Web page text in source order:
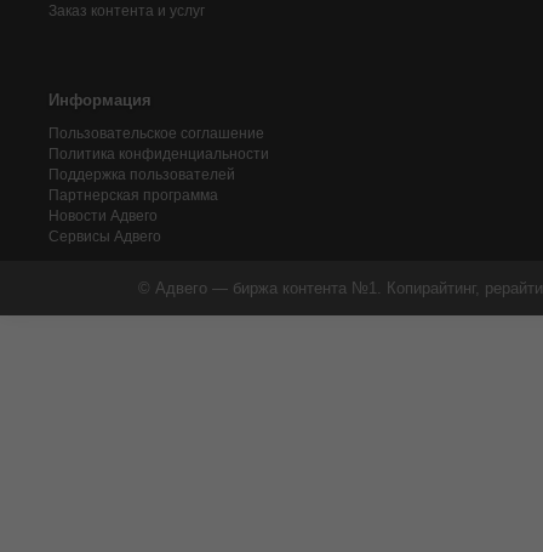
Заказ контента и услуг
Информация
Пользовательское соглашение
Политика конфиденциальности
Поддержка пользователей
Партнерская программа
Новости Адвего
Сервисы Адвего
© Адвего — биржа контента №1. Копирайтинг,